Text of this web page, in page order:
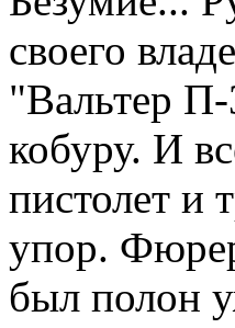
своего
"Вальтер П-
кобуру. И
пистолет и
упор.
был полон